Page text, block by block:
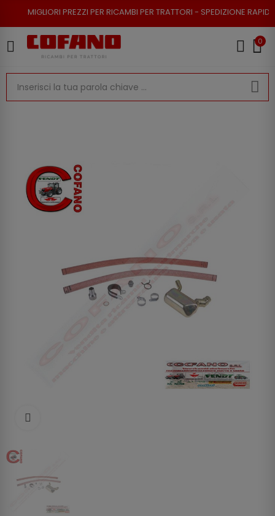
PREZZI PER RICAMBI PER TRATTORI - SPEDIZIONE RAPIDA - RESO
0